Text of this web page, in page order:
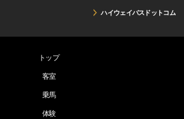
ハイウェイバスドットコム
トップ
客室
乗馬
体験